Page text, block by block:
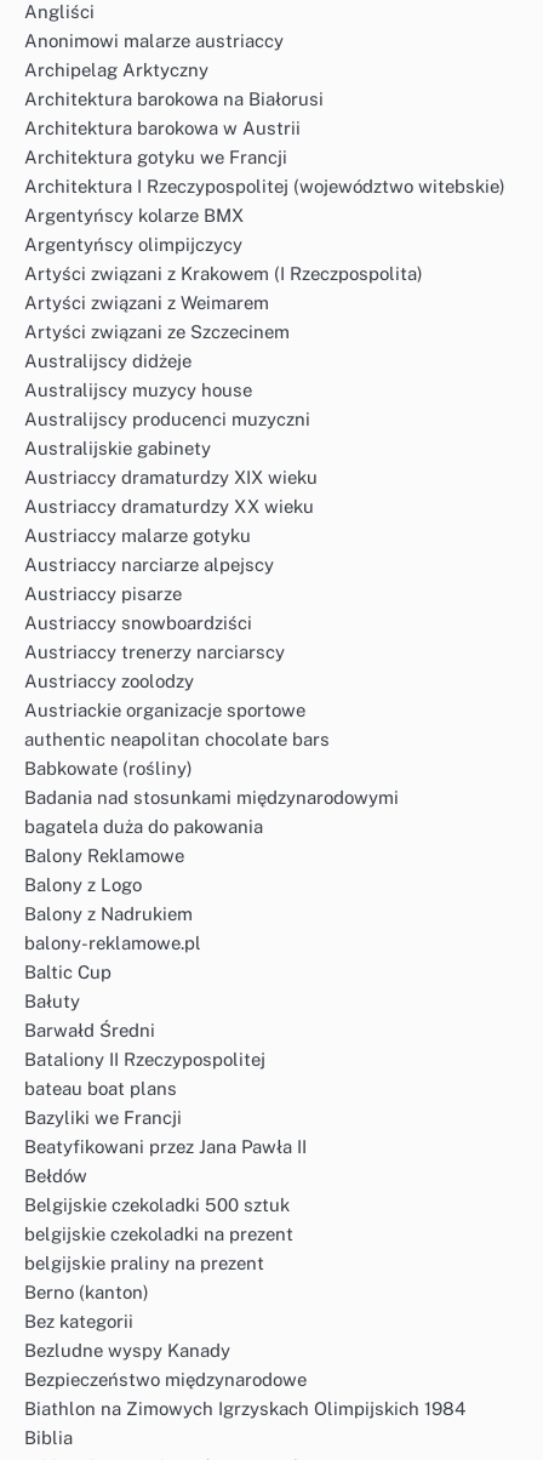
Angliści
Anonimowi malarze austriaccy
Archipelag Arktyczny
Architektura barokowa na Białorusi
Architektura barokowa w Austrii
Architektura gotyku we Francji
Architektura I Rzeczypospolitej (województwo witebskie)
Argentyńscy kolarze BMX
Argentyńscy olimpijczycy
Artyści związani z Krakowem (I Rzeczpospolita)
Artyści związani z Weimarem
Artyści związani ze Szczecinem
Australijscy didżeje
Australijscy muzycy house
Australijscy producenci muzyczni
Australijskie gabinety
Austriaccy dramaturdzy XIX wieku
Austriaccy dramaturdzy XX wieku
Austriaccy malarze gotyku
Austriaccy narciarze alpejscy
Austriaccy pisarze
Austriaccy snowboardziści
Austriaccy trenerzy narciarscy
Austriaccy zoolodzy
Austriackie organizacje sportowe
authentic neapolitan chocolate bars
Babkowate (rośliny)
Badania nad stosunkami międzynarodowymi
bagatela duża do pakowania
Balony Reklamowe
Balony z Logo
Balony z Nadrukiem
balony-reklamowe.pl
Baltic Cup
Bałuty
Barwałd Średni
Bataliony II Rzeczypospolitej
bateau boat plans
Bazyliki we Francji
Beatyfikowani przez Jana Pawła II
Bełdów
Belgijskie czekoladki 500 sztuk
belgijskie czekoladki na prezent
belgijskie praliny na prezent
Berno (kanton)
Bez kategorii
Bezludne wyspy Kanady
Bezpieczeństwo międzynarodowe
Biathlon na Zimowych Igrzyskach Olimpijskich 1984
Biblia